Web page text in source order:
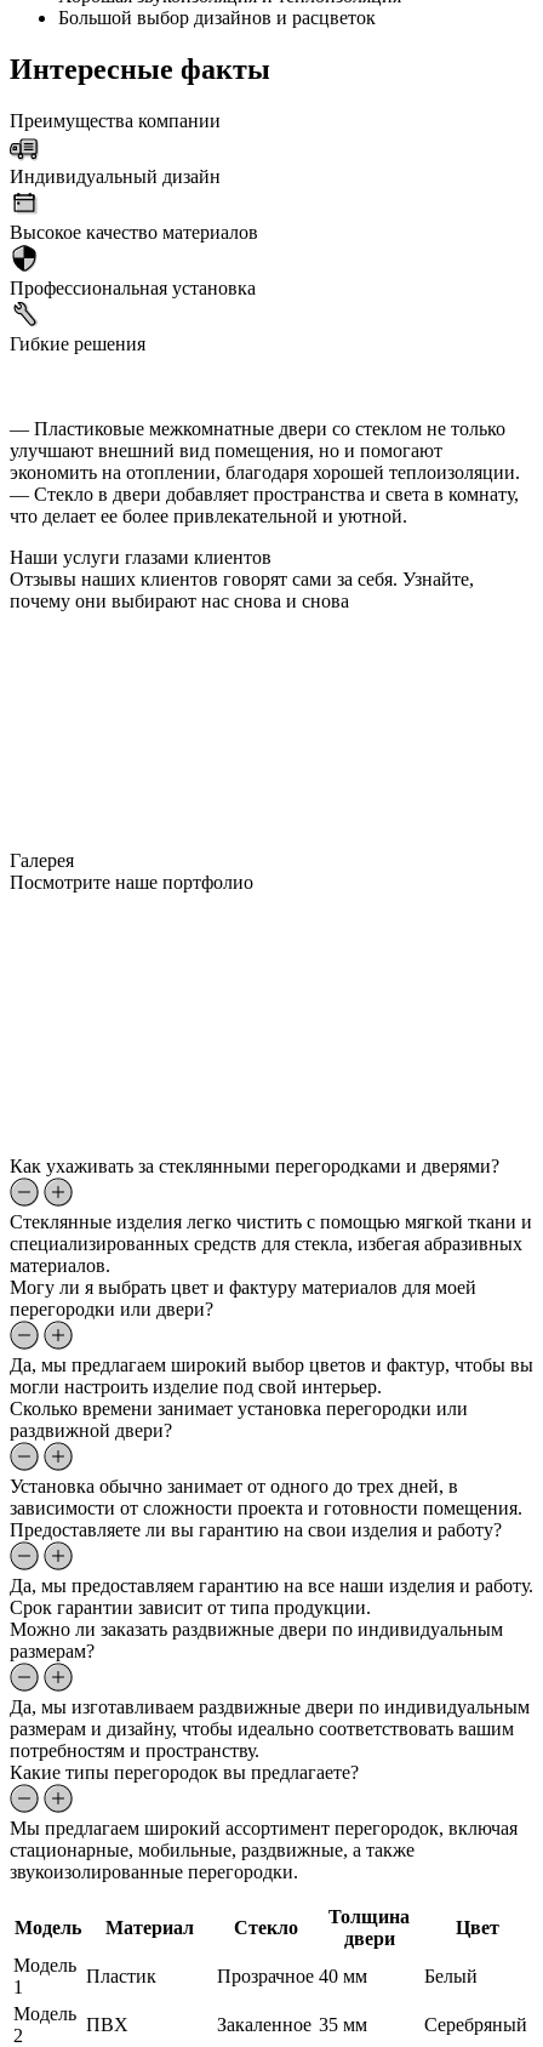
Большой выбор дизайнов и расцветок
Интересные факты
Преимущества компании
Индивидуальный дизайн
Высокое качество материалов
Профессиональная установка
Гибкие решения
— Пластиковые межкомнатные двери со стеклом не только
улучшают внешний вид помещения, но и помогают
экономить на отоплении, благодаря хорошей теплоизоляции.
— Стекло в двери добавляет пространства и света в комнату,
что делает ее более привлекательной и уютной.
Наши услуги глазами клиентов
Отзывы наших клиентов говорят сами за себя. Узнайте,
почему они выбирают нас снова и снова
Галерея
Посмотрите наше портфолио
Как ухаживать за стеклянными перегородками и дверями?
Стеклянные изделия легко чистить с помощью мягкой ткани и
специализированных средств для стекла, избегая абразивных
материалов.
Могу ли я выбрать цвет и фактуру материалов для моей
перегородки или двери?
Да, мы предлагаем широкий выбор цветов и фактур, чтобы вы
могли настроить изделие под свой интерьер.
Сколько времени занимает установка перегородки или
раздвижной двери?
Установка обычно занимает от одного до трех дней, в
зависимости от сложности проекта и готовности помещения.
Предоставляете ли вы гарантию на свои изделия и работу?
Да, мы предоставляем гарантию на все наши изделия и работу.
Срок гарантии зависит от типа продукции.
Можно ли заказать раздвижные двери по индивидуальным
размерам?
Да, мы изготавливаем раздвижные двери по индивидуальным
размерам и дизайну, чтобы идеально соответствовать вашим
потребностям и пространству.
Какие типы перегородок вы предлагаете?
Мы предлагаем широкий ассортимент перегородок, включая
стационарные, мобильные, раздвижные, а также
звукоизолированные перегородки.
Модель Материал Стекло
Толщина
двери
Цвет
Модель
1
Пластик Прозрачное 40 мм
Белый
Модель
2
ПВХ Закаленное 35 мм
Серебряный